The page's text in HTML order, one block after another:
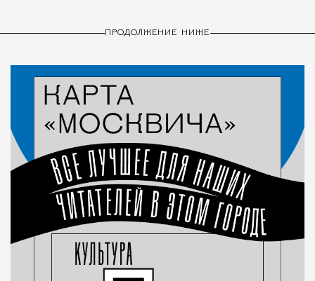
ПРОДОЛЖЕНИЕ НИЖЕ